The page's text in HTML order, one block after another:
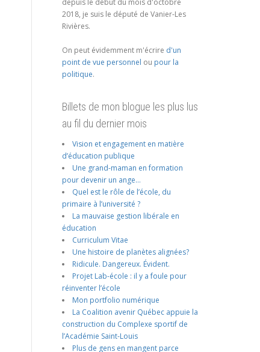
2018, je suis le député de Vanier-Les
Rivières.
On peut évidemment m'écrire d'un
point de vue personnel ou pour la
politique.
Billets de mon blogue les plus lus
au fil du dernier mois
Vision et engagement en matière
d’éducation publique
Une grand-maman en formation
pour devenir un ange…
Quel est le rôle de l’école, du
primaire à l’université ?
La mauvaise gestion libérale en
éducation
Curriculum Vitae
Une histoire de planètes alignées?
Ridicule. Dangereux. Évident.
Projet Lab-école : il y a foule pour
réinventer l’école
Mon portfolio numérique
La Coalition avenir Québec appuie la
construction du Complexe sportif de
l’Académie Saint-Louis
Plus de gens en mangent parce